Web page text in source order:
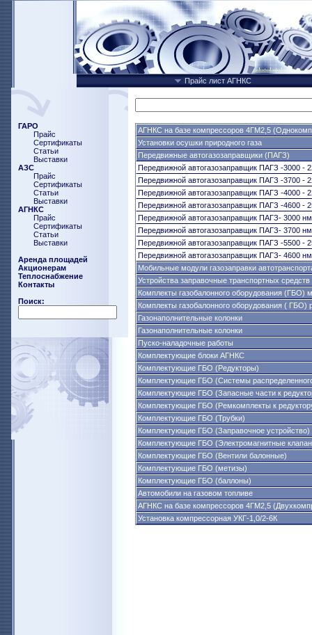
Прайс лист АГНКС
ГАРО
Прайс
Сертификаты
Статьи
Выставки
АЗС
Прайс
Сертификаты
Статьи
Выставки
АГНКС
Прайс
Сертификаты
Статьи
Выставки
Аренда площадей
Акционерам
Теплоснабжение
Контакты
Поиск:
АГНКС на базе компрессоров 4ГМ2,5
Установки осушки природного газа
Передвижные автогазозаправщики (ПАГЗ)
Передвижной автогазозаправщик ПАГЗ -3000 -
Передвижной автогазозаправщик ПАГЗ -3700 -
Передвижной автогазозаправщик ПАГЗ -4000 -
Передвижной автогазозаправщик ПАГЗ -4600 -
Передвижной автогазозаправщик ПАГЗ- 3000
Передвижной автогазозаправщик ПАГЗ- 3700
Передвижной автогазозаправщик ПАГЗ -5500 -
Передвижной автогазозаправщик ПАГЗ- 4600
Мобильные модули газозаправки
Устройства заправочные транспортных
Комплекты газобалонного оборудования (ГБО)
Комплекты газобалонного оборудования (
Газонаполнительные колонки
Газонаполнительные колонки
Пуско-наладочные работы
Комплектующие блоки АГНКС
Комплектующие ГБО (Редукторы)
Комплектующие ГБО (Системы
Комплектующие ГБО (Запасные части к
Комплектующие ГБО (Ремкомплекты к
Комплектующие ГБО (Трубки)
Комплектующие ГБО (Заправочное устройство)
Комплектующие ГБО (Электромагнитные
Комплектующие ГБО (Вентили балонные)
Комплектующие ГБО (метизы)
Комплектующие ГБО (баллоны)
Автомобили на газовом топливе
АГНКС на базе компрессоров 4ГМ2,5
Установка компрессорная УКГ-1,0/2-6К